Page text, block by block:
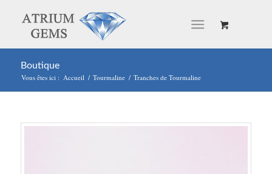
Boutique
Vous êtes ici : Accueil / Tourmaline / Tranches de Tourmaline